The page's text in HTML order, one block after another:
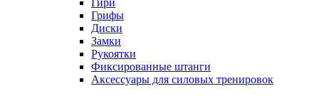
Гири
Грифы
Диски
Замки
Рукоятки
Фиксированные штанги
Аксессуары для силовых тренировок